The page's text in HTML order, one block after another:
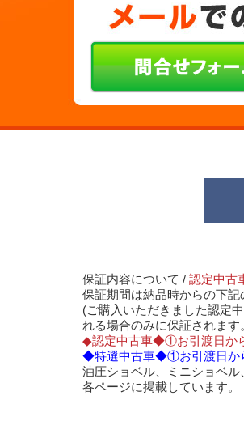
保証内容について / 認定中古
保証期間は納品時からの下
(ご購入いただきました認定
れる場合のみに保証されます
◆認定中古車◆①お引渡日か
◆特選中古車◆①お引渡日か
油圧ショベル、ミニショベ
各ページに掲載しています。